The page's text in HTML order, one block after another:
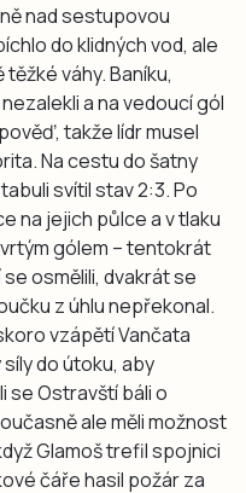
nad sestupovou
do klidných vod, ale
váhy. Baníku,
a na vedoucí gól
takže lídr musel
Na cestu do šatny
svítil stav 2:3. Po
na jejich půlce a v tlaku
gólem – tentokrát
osmělili, dvakrát se
z úhlu nepřekonal.
vzápětí Vančata
do útoku, aby
se Ostravští báli o
ale měli možnost
Glamoš trefil spojnici
čáře hasil požár za